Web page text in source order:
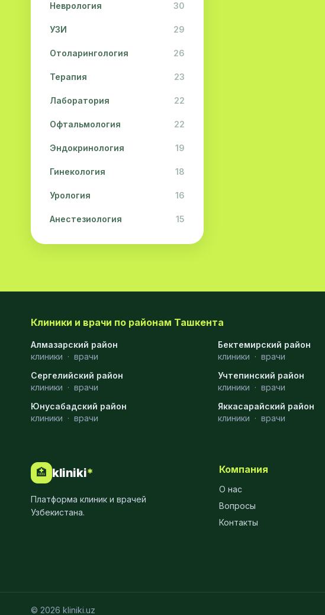
Неврология 30
УЗИ 29
Отоларингология 26
Терапия 23
Лаборатория 22
Офтальмология 22
Эндокринология 19
Гинекология 18
Урология 16
Анестезиология 15
Дерматология 15
Акушерство 13
Диагностика
Андрология
Стоматология
МРТ
Ортопедия
Клиники и врачи по районам Ташкента
Алмазарский район
клиники · врачи
Бектемирский район
клиники · врачи
Сергелийский район
клиники · врачи
Учтепинский район
клиники · врачи
Юнусабадский район
клиники · врачи
Яккасарайский район
клиники · врачи
🏥 kliniki*
Платформа клиник и врачей
Узбекистана.
Компания
О нас
Вопросы
Контакты
© 2026 kliniki.uz